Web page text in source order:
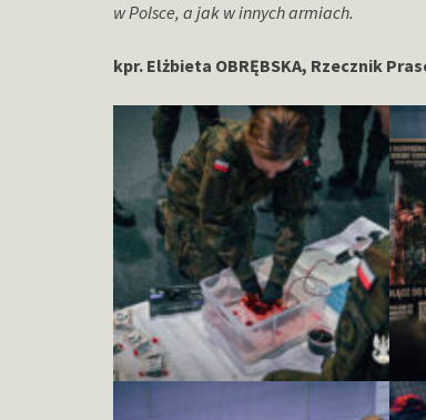
w Polsce, a jak w innych armiach.
kpr. Elżbieta OBRĘBSKA, Rzecznik